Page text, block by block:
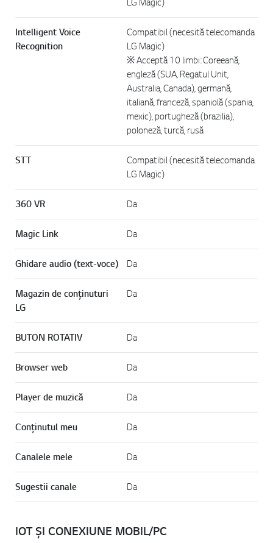
Intelligent Voice
Recognition
Compatibil (necesită telecomanda
LG Magic)
※ Acceptă 10 limbi: Coreeană,
engleză (SUA, Regatul Unit,
Australia, Canada), germană,
italiană, franceză, spaniolă (spania,
mexic), portugheză (brazilia),
poloneză, turcă, rusă
STT
Compatibil (necesită telecomanda
LG Magic)
360 VR Da
Magic Link Da
Ghidare audio (text-voce) Da
Magazin de conținuturi
LG
Da
BUTON ROTATIV Da
Browser web Da
Player de muzică Da
Conținutul meu Da
Canalele mele Da
Sugestii canale Da
IOT ȘI CONEXIUNE MOBIL/PC